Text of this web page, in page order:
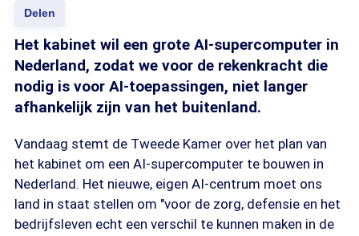
Delen
Het kabinet wil een grote AI-supercomputer in
Nederland, zodat we voor de rekenkracht die
nodig is voor AI-toepassingen, niet langer
afhankelijk zijn van het buitenland.
Vandaag stemt de Tweede Kamer over het plan van
het kabinet om een AI-supercomputer te bouwen in
Nederland. Het nieuwe, eigen AI-centrum moet ons
land in staat stellen om "voor de zorg, defensie en het
bedrijfsleven echt een verschil te kunnen maken in de